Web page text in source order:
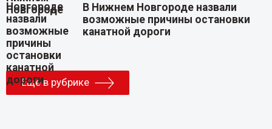
В Нижнем Новгороде назвали
возможные причины остановки
канатной дороги
Еще в рубрике